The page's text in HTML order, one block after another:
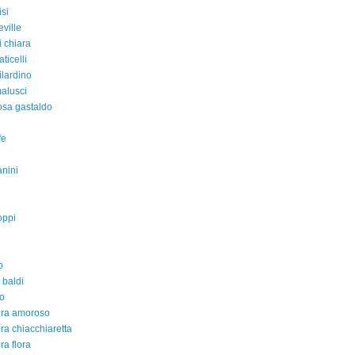
chiara
gastaldo
baldi
amoroso
chiacchiaretta
flora